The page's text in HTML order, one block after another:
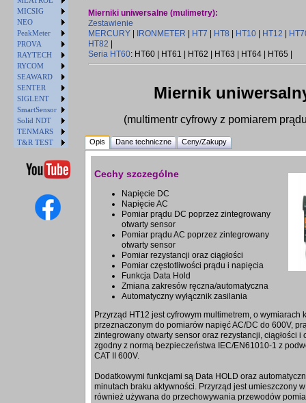
MICSIG
NEO
PeakMeter
PROVA
RAYTECH
RYCOM
SEAWARD
SENTER
SIGLENT
SmartSensor
Solid NDT
TENMARS
T&R TEST
Mierniki uniwersalne (mulimetry):
Zestawienie
MERCURY
IRONMETER HT7 HT8 HT10 HT12
HT82
Seria HT60: HT60 | HT61 | HT62 | HT63 | HT64 | HT65 |
Miernik
(multimentr cyfrowy z pomiarem
Opis Dane techniczne Ceny/Zakupy
Cechy szczególne
Napięcie DC
Napięcie AC
Pomiar prądu DC poprzez zintegrowany
otwarty sensor
Pomiar prądu AC poprzez zintegrowany
otwarty sensor
Pomiar rezystancji oraz ciągłości
Pomiar częstotliwości prądu i napięcia
Funkcja Data Hold
Zmiana zakresów ręczna/automatyczna
Automatyczny wyłącznik zasilania
Przyrząd HT12 jest cyfrowym multimetrem, o wymiarach
przeznaczonym do pomiarów napięć AC/DC do 600V,
zintegrowany otwarty sensor oraz rezystancji, ciągłości i
zgodny z normą bezpieczeństwa IEC/EN61010-1 z
CAT II 600V.
Dodatkowymi funkcjami są Data HOLD oraz
minutach braku aktywności. Przyrząd jest umieszczony
również używana do przechowywania przewodów